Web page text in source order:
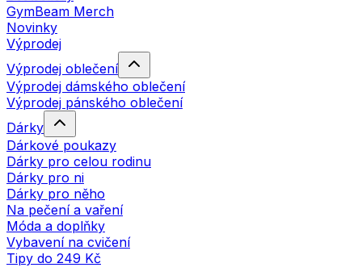
GymBeam Merch
Novinky
Výprodej
Výprodej oblečení
Výprodej dámského oblečení
Výprodej pánského oblečení
Dárky
Dárkové poukazy
Dárky pro celou rodinu
Dárky pro ni
Dárky pro něho
Na pečení a vaření
Móda a doplňky
Vybavení na cvičení
Tipy do 249 Kč